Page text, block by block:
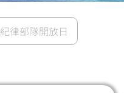
紀律部隊開放日